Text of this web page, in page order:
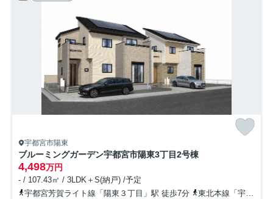
宇都宮市陽東
ブルーミングガーデン宇都宮市陽東3丁目2号棟
4,498万円
- / 107.43㎡ / 3LDK＋S(納戸) /予定
宇都宮芳賀ライト線「陽東３丁目」駅 徒歩7分
東北本線「宇都宮」駅 徒歩36分